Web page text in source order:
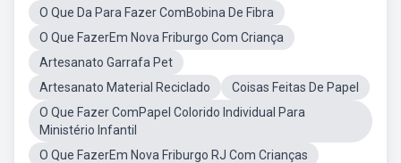
O Que Da Para Fazer ComBobina De Fibra
O Que FazerEm Nova Friburgo Com Criança
Artesanato Garrafa Pet
Artesanato Material Reciclado
Coisas Feitas De Papel
O Que Fazer ComPapel Colorido Individual Para
Ministério Infantil
O Que FazerEm Nova Friburgo RJ Com Crianças